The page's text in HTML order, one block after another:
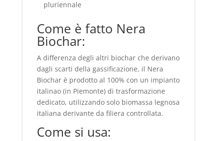
pluriennale
Come è fatto Nera
Biochar:
A differenza degli altri biochar che derivano
dagli scarti della gassificazione, il Nera
Biochar è prodotto al 100% con un impianto
italinao (in Piemonte) di trasformazione
dedicato, utilizzando solo biomassa legnosa
italiana derivante da filiera controllata.
Come si usa: